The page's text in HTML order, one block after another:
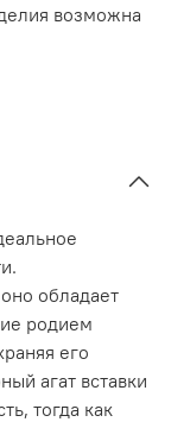
возможна
обладает
родием
его
агат вставки
тогда как